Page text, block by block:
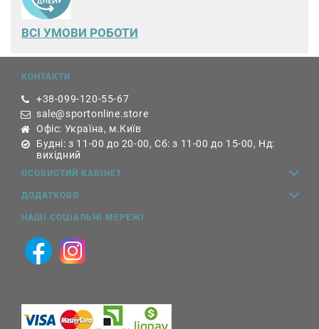
ВСІ УМОВИ РОБОТИ
КОНТАКТИ
+38-099-120-55-67
sale@sportonline.store
Офіс: Україна, м.Київ
Будні: з 11-00 до 20-00, Сб: з 11-00 до 15-00, Нд:
вихідний
ОСОБИСТИЙ КАБІНЕТ
ДОДАТКОВО
НАШІ СОЦІАЛЬНІ МЕРЕЖІ